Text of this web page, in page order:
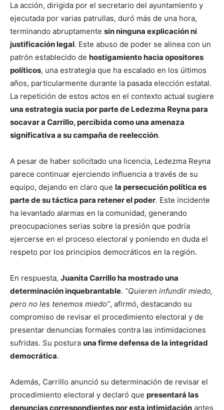
La acción, dirigida por el secretario del ayuntamiento y
ejecutada por varias patrullas, duró más de una hora,
terminando abruptamente sin ninguna explicación ni
justificación legal. Este abuso de poder se alinea con un
patrón establecido de hostigamiento hacia opositores
políticos, una estrategia que ha escalado en los últimos
años, particularmente durante la pasada elección estatal.
La repetición de estos actos en el contexto actual sugiere
una estrategia sucia por parte de Ledezma Reyna para
socavar a Carrillo, percibida como una amenaza
significativa a su campaña de reelección.
A pesar de haber solicitado una licencia, Ledezma Reyna
parece continuar ejerciendo influencia a través de su
equipo, dejando en claro que la persecución política es
parte de su táctica para retener el poder. Este incidente
ha levantado alarmas en la comunidad, generando
preocupaciones serias sobre la presión que podría
ejercerse en el proceso electoral y poniendo en duda el
respeto por los principios democráticos en la región.
En respuesta, Juanita Carrillo ha mostrado una
determinación inquebrantable. “Quieren infundir miedo,
pero no les tenemos miedo”, afirmó, destacando su
compromiso de revisar el procedimiento electoral y de
presentar denuncias formales contra las intimidaciones
sufridas. Su postura una firme defensa de la integridad
democrática.
Además, Carrillo anunció su determinación de revisar el
procedimiento electoral y declaró que presentará las
denuncias correspondientes por esta intimidación antes